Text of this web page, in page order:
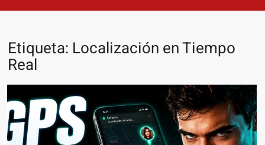
Etiqueta: Localización en Tiempo
Real